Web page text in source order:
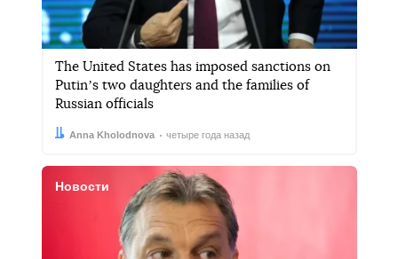
The United States has imposed sanctions on
Putinʼs two daughters and the families of
Russian officials
Автор:Anna Kholodnova
Дата: четыре года назад
Новости